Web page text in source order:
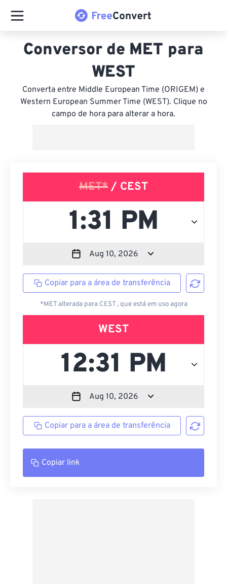
Conversor de MET para
WEST
Converta entre Middle European Time (ORIGEM) e
Western European Summer Time (WEST). Clique no
campo de hora para alterar a hora.
MET* / CEST
Copiar para a área de transferência
*MET alterada para CEST , que está em uso agora
WEST
Copiar para a área de transferência
Copiar link